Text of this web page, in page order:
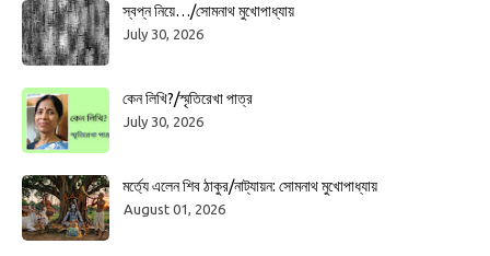
স্বপ্ন নিয়ে…/সোমনাথ মুখোপাধ্যায়
July 30, 2026
কেন লিখি?/স্মৃতিরেখা পাত্র
July 30, 2026
মর্ত্যে এলেন শিব ঠাকুর/নাট্যায়ন: সোমনাথ মুখোপাধ্যায়
August 01, 2026